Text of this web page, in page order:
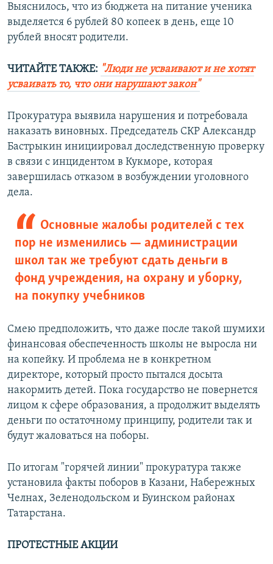
Выяснилось, что из бюджета на питание ученика
выделяется 6 рублей 80 копеек в день, еще 10
рублей вносят родители.
ЧИТАЙТЕ ТАКЖЕ: "Люди не усваивают и не хотят
усваивать то, что они нарушают закон"
Прокуратура выявила нарушения и потребовала
наказать виновных. Председатель СКР Александр
Бастрыкин инициировал доследственную проверку
в связи с инцидентом в Кукморе, которая
завершилась отказом в возбуждении уголовного
дела.
Основные жалобы родителей с тех
пор не изменились — администрации
школ так же требуют сдать деньги в
фонд учреждения, на охрану и уборку,
на покупку учебников
Смею предположить, что даже после такой шумихи
финансовая обеспеченность школы не выросла ни
на копейку. И проблема не в конкретном
директоре, который просто пытался досыта
накормить детей. Пока государство не повернется
лицом к сфере образования, а продолжит выделять
деньги по остаточному принципу, родители так и
будут жаловаться на поборы.
По итогам "горячей линии" прокуратура также
установила факты поборов в Казани, Набережных
Челнах, Зеленодольском и Буинском районах
Татарстана.
ПРОТЕСТНЫЕ АКЦИИ